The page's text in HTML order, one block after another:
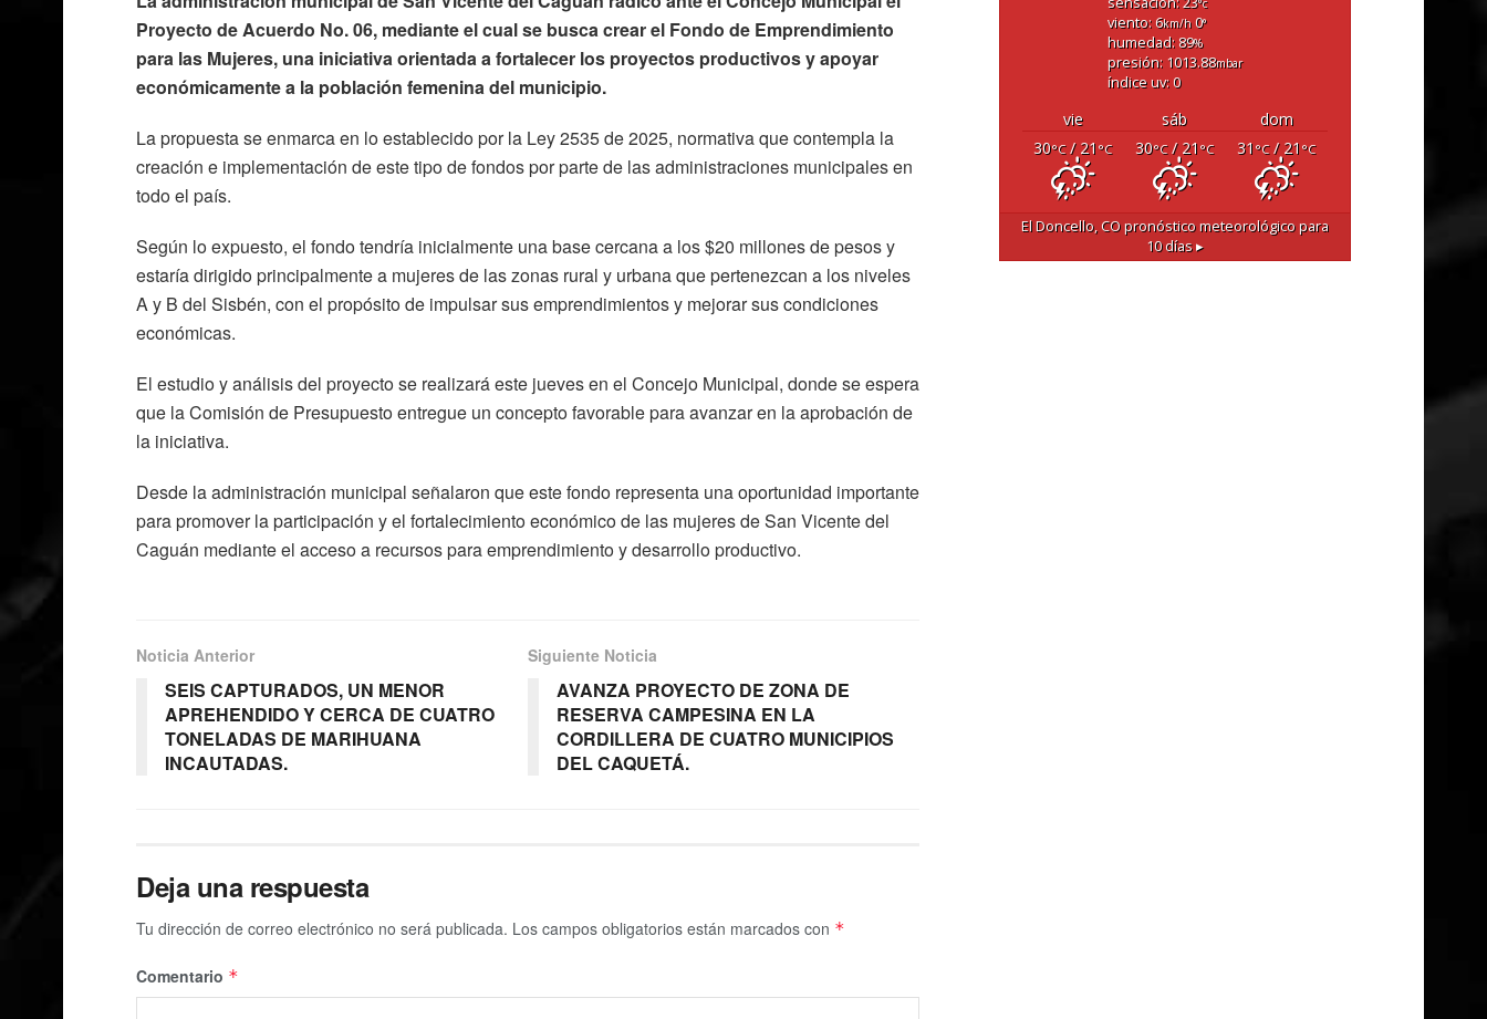
Proyecto de Acuerdo No. 06, mediante el cual se busca crear el Fondo de Emprendimiento
para las Mujeres, una iniciativa orientada a fortalecer los proyectos productivos y apoyar
económicamente a la población femenina del municipio.
La propuesta se enmarca en lo establecido por la Ley 2535 de 2025, normativa que contempla la
creación e implementación de este tipo de fondos por parte de las administraciones municipales en
todo el país.
Según lo expuesto, el fondo tendría inicialmente una base cercana a los $20 millones de pesos y
estaría dirigido principalmente a mujeres de las zonas rural y urbana que pertenezcan a los niveles
A y B del Sisbén, con el propósito de impulsar sus emprendimientos y mejorar sus condiciones
económicas.
El estudio y análisis del proyecto se realizará este jueves en el Concejo Municipal, donde se espera
que la Comisión de Presupuesto entregue un concepto favorable para avanzar en la aprobación de
la iniciativa.
Desde la administración municipal señalaron que este fondo representa una oportunidad importante
para promover la participación y el fortalecimiento económico de las mujeres de San Vicente del
Caguán mediante el acceso a recursos para emprendimiento y desarrollo productivo.
Noticia Anterior
SEIS CAPTURADOS, UN MENOR
APREHENDIDO Y CERCA DE CUATRO
TONELADAS DE MARIHUANA
INCAUTADAS.
Siguiente Noticia
AVANZA PROYECTO DE ZONA DE
RESERVA CAMPESINA EN LA
CORDILLERA DE CUATRO MUNICIPIOS
DEL CAQUETÁ.
Deja una respuesta
Tu dirección de correo electrónico no será publicada. Los campos obligatorios están marcados con *
Comentario *
°c
viento: 6km/h 0°
humedad: 89%
presión: 1013.88mbar
índice uv: 0
vie sáb
dom
30°C/ 21 °C 30°C/ 21 °C 31 °C/ 21 °C
El Doncello, COpronóstico meteorológico para
10 días ▸